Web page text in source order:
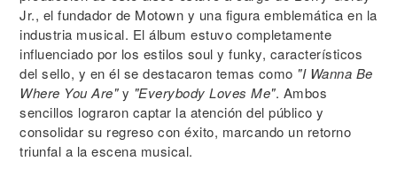
Jr., el fundador de Motown y una figura emblemática en la
industria musical. El álbum estuvo completamente
influenciado por los estilos soul y funky, característicos
del sello, y en él se destacaron temas como "I Wanna Be
Where You Are"y "Everybody Loves Me". Ambos
sencillos lograron captar la atención del público y
consolidar su regreso con éxito, marcando un retorno
triunfal a la escena musical.